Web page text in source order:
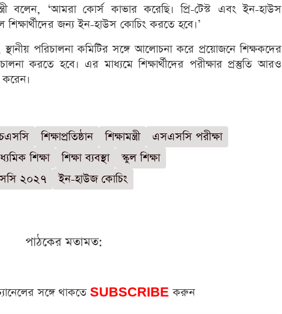
বলেন, ‘আমরা কোর্স কাভার করেছি। প্রি-টেস্ট এবং ইন-হাউস
শিক্ষার্থীদের জন্য ইন-হাউস কোচিং করতে হবে।’
স্থানীয় পরিচালনা কমিটির সঙ্গে আলোচনা করে প্রয়োজনে শিক্ষকদের
করতে হবে। এর মাধ্যমে শিক্ষার্থীদের পরীক্ষার প্রস্তুতি আরও
শিক্ষাপ্রতিষ্ঠান শিক্ষামন্ত্রী
এসএসসি পরীক্ষা
শিক্ষা শিক্ষা ব্যবস্থা
স্কুল শিক্ষা
২০২৭ ইন-হাউজ কোচিং
পাঠকের মতামত:
সঙ্গে থাকতে SUBSCRIBEকরুন